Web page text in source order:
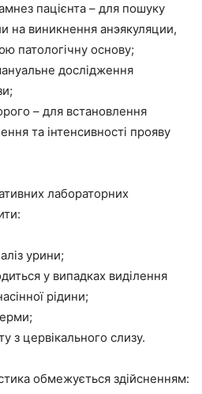
пацієнта – для пошуку
на виникнення анэякуляции,
патологічну основу;
дослідження
– для встановлення
та інтенсивності прояву
лабораторних
урини;
у випадках виділення
рідини;
з цервікального слизу.
обмежується здійсненням: